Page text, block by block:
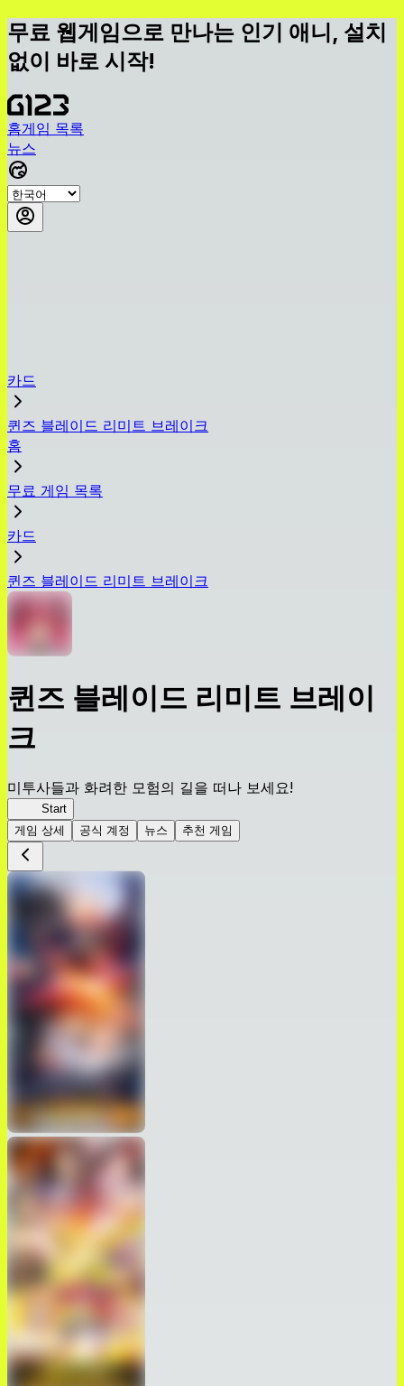
무료 웹게임으로 만나는 인기 애니, 설치
없이 바로 시작!
홈게임 목록
뉴스
카드
퀸즈 블레이드 리미트 브레이크
홈
무료 게임 목록
카드
퀸즈 블레이드 리미트 브레이크
퀸즈 블레이드 리미트 브레이
크
미투사들과 화려한 모험의 길을 떠나 보세요!
Start
게임 상세
공식 계정 뉴스 추천 게임